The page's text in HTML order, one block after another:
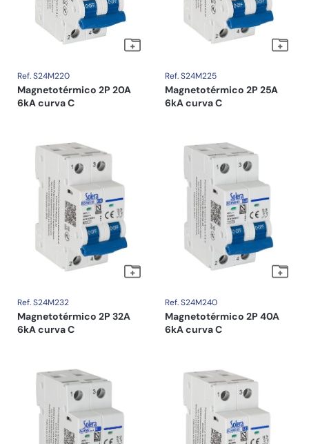
Ref. S24M220
Magnetotérmico 2P 20A
6kA curva C
Ref. S24M225
Magnetotérmico 2P 25A
6kA curva C
Ref. S24M232
Magnetotérmico 2P 32A
6kA curva C
Ref. S24M240
Magnetotérmico 2P 40A
6kA curva C